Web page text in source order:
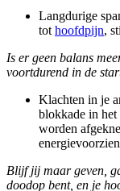
Langdurige
tot hoofdpijn,
Is er geen balans
voortdurend in de
Klachten in je
blokkade in het
worden
Blijf jij maar geven,
doodop bent, en je